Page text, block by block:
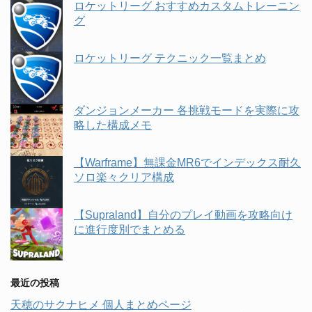
ロケットリーグ おすすめカスタムトレーニン
グ
ロケットリーグ テクニック一覧まとめ
ダンジョンメーカー 各挑戦モードを実際に攻
略した構成メモ
【Warframe】無課金MR6でインデックス耐久
ソロ楽々クリア構成
【Supraland】自分のプレイ動画を攻略向け
に進行度別でまとめる
最近の投稿
天穂のサクナヒメ 個人まとめページ